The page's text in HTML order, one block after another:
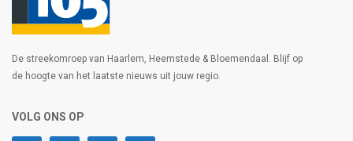
De streekomroep van Haarlem, Heemstede & Bloemendaal. Blijf op
de hoogte van het laatste nieuws uit jouw regio.
VOLG ONS OP